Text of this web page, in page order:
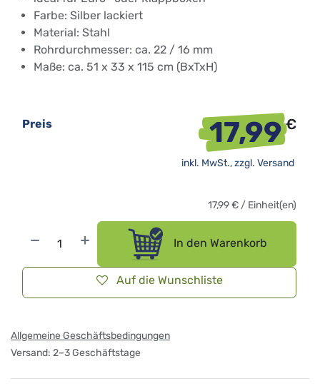
Farbe: Silber lackiert
Material: Stahl
Rohrdurchmesser: ca. 22 / 16 mm
Maße: ca. 51 x 33 x 115 cm (BxTxH)
In den Warenkorb
Auf die Wunschliste
Preis 17,99€
inkl. MwSt., zzgl. Versand
17,99€ / Einheit(en)
Allgemeine Geschäftsbedingungen
Versand: 2–3 Geschäftstage